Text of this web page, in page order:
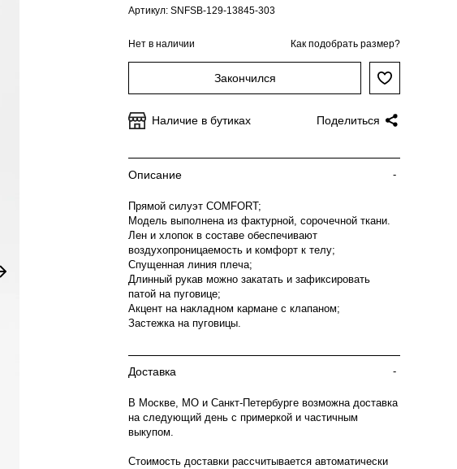
Артикул: SNFSB-129-13845-303
Нет в наличии Как подобрать размер?
Закончился
Наличие в бутиках Поделиться
Описание -
Прямой силуэт COMFORT;
Модель выполнена из фактурной, сорочечной ткани.
Лен и хлопок в составе обеспечивают
воздухопроницаемость и комфорт к телу;
Спущенная линия плеча;
Длинный рукав можно закатать и зафиксировать
патой на пуговице;
Акцент на накладном кармане с клапаном;
Застежка на пуговицы.
Доставка -
В Москве, МО и Санкт-Петербурге возможна доставка
на следующий день с примеркой и частичным
выкупом.
Стоимость доставки рассчитывается автоматически